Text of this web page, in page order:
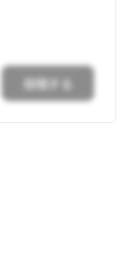
投稿する